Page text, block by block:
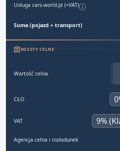
Usługa cars-world.pl (+VAT)
Suma (pojazd + transport)
KOSZTY CELNE
Wartość celna
CŁO
VAT
Agencja celna i rozładunek